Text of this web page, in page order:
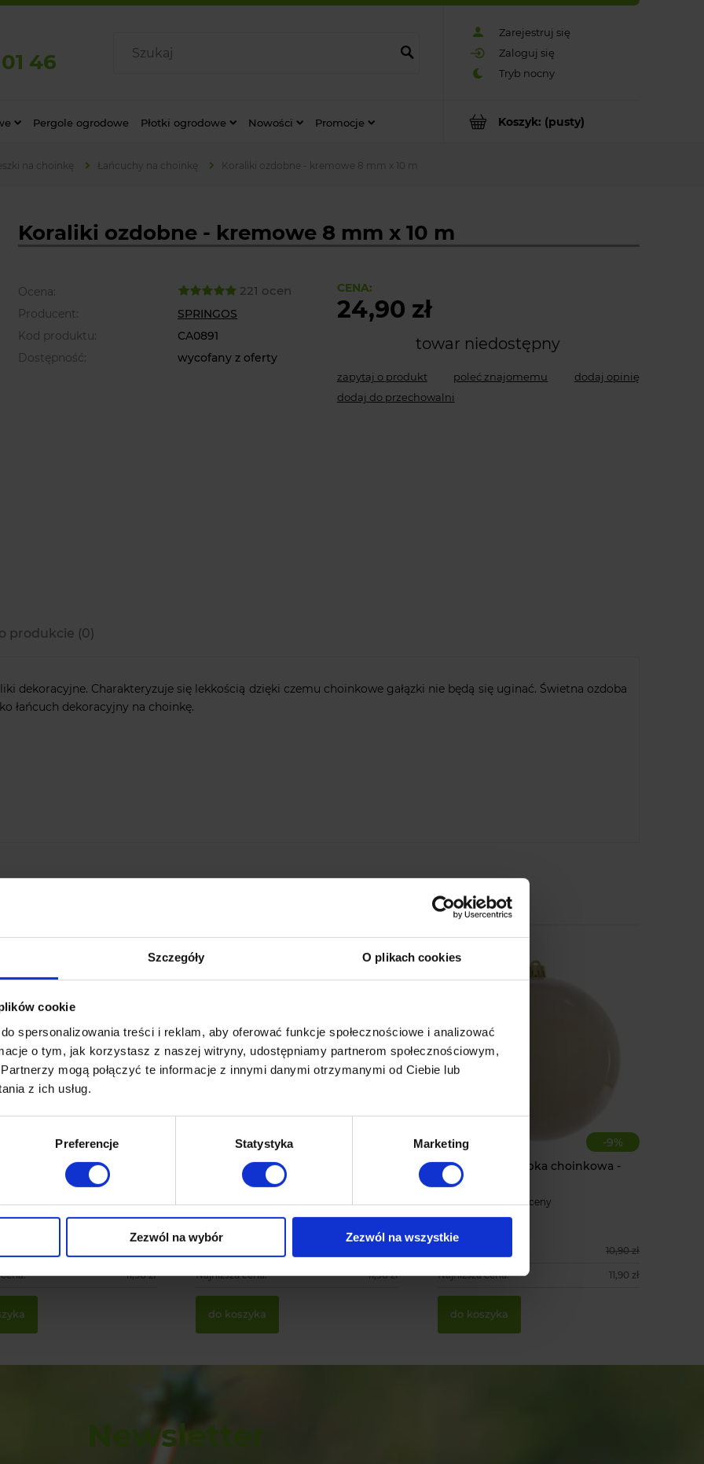
Szczegóły O plikach cookies
cookie
spersonalizowania treści i reklam, aby oferować funkcje społecznościowe i analizować
o tym, jak korzystasz z naszej witryny, udostępniamy partnerom społecznościowym,
mogą połączyć te informacje z innymi danymi otrzymanymi od Ciebie lub
z ich usług.
Preferencje Statystyka Marketing
Zezwól na wybór Zezwól na wszystkie
Zarejestruj się
Zaloguj się
46
Koszyk: (pusty)
Pergole ogrodowe Płotki ogrodowe Nowości Promocje
na choinkę Łańcuchy na choinkę Koraliki ozdobne - kremowe 8 mm x 10 m
Koraliki ozdobne - kremowe 8 mm x 10 m
Ocena: 221 ocen
Producent:
SPRINGOS
Kod produktu:
CA0891
Dostępność:
wycofany z oferty
CENA:
24,90 zł
towar niedostępny
zapytaj o produkt poleć znajomemu
dodaj opinię
dodaj do przechowalni
produkcie (0)
dekoracyjne. Charakteryzuje się lekkością dzięki czemu choinkowe gałązki nie będą się uginać. Świetna ozdoba
łańcuch dekoracyjny na choinkę.
-
bombka
- nietłukąca
216 ocen
11,90 zł
Duża Bordowa bombka choinkowa
- nietłukąca
24 oceny
9,90 zł
Najniższa cena: 11,90 zł
do koszyka
-9%
Duża Biała bombka choinkowa -
nietłukąca
212 oceny
9,90 zł
10,90 zł
Najniższa cena: 11,90 zł
do koszyka
Newsletter